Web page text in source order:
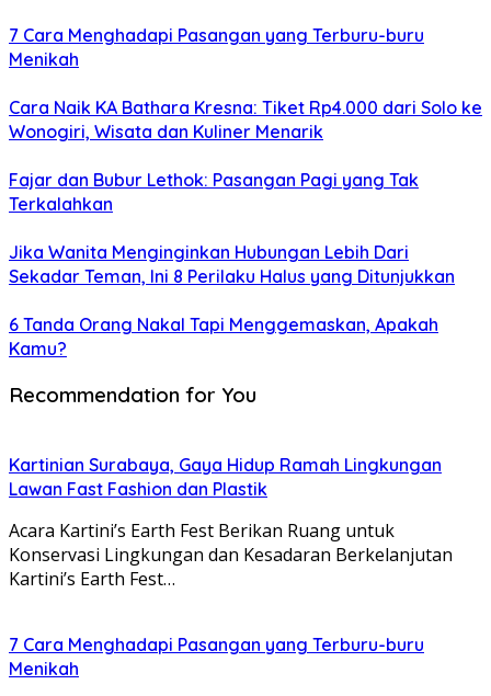
7 Cara Menghadapi Pasangan yang Terburu-buru
Menikah
Cara Naik KA Bathara Kresna: Tiket Rp4.000 dari Solo ke
Wonogiri, Wisata dan Kuliner Menarik
Fajar dan Bubur Lethok: Pasangan Pagi yang Tak
Terkalahkan
Jika Wanita Menginginkan Hubungan Lebih Dari
Sekadar Teman, Ini 8 Perilaku Halus yang Ditunjukkan
6 Tanda Orang Nakal Tapi Menggemaskan, Apakah
Kamu?
Recommendation for You
Kartinian Surabaya, Gaya Hidup Ramah Lingkungan
Lawan Fast Fashion dan Plastik
Acara Kartini’s Earth Fest Berikan Ruang untuk
Konservasi Lingkungan dan Kesadaran Berkelanjutan
Kartini’s Earth Fest…
7 Cara Menghadapi Pasangan yang Terburu-buru
Menikah